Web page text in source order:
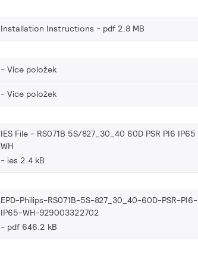
Installation Instructions pdf 2.8 MB
Více položek
Více položek
IES File - RS071B 5S/827_30_40 60D PSR PI6 IP65
WH
ies 2.4 kB
EPD-Philips-RS071B-5S-827_30_40-60D-PSR-PI6-
IP65-WH-929003322702
pdf 646.2 kB